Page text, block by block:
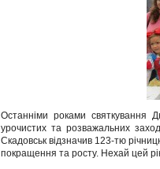
Останніми роками святкування
урочистих та розважальних
Скадовськ відзначив 123-тю
покращення та росту. Нехай цей